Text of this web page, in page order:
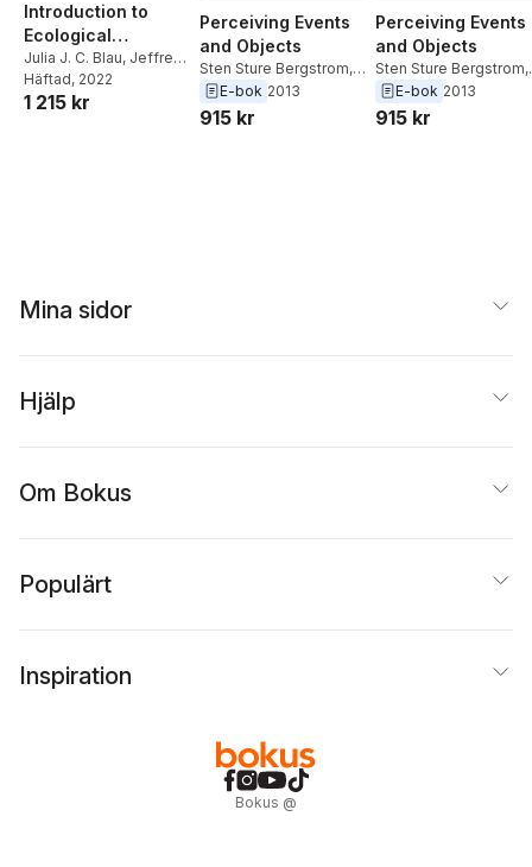
Introduction to
Ecological
Psychology
Julia J. C. Blau, Jeffrey
B. Wagman
Häftad, 2022
1 215 kr
Perceiving Events
and Objects
Sten Sture Bergstrom,
William Epstein
Sture Bergstr&quote;m
E-bok 2013
915 kr
Perceiving Events
and Objects
Sten Sture Bergstrom,
William Epstein
Sture
E-bok 2013
915 kr
Mina sidor
Hjälp
Om Bokus
Populärt
Inspiration
Bokus @